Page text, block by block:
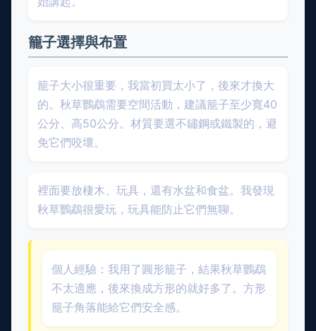
籠子選擇與布置
籠子大小很重要，我當初買太小了，後來才換大
的。秋草鸚鵡需要空間活動，建議籠子至少寬40
公分、高50公分。材質要選不鏽鋼或鐵製的，避
免它們咬壞。
裡面要放棲木、玩具，還有水盆和食盆。我發現
秋草鸚鵡很愛玩，玩具能防止它們無聊。
個人經驗：我用了圓形籠子，結果秋草鸚鵡
不太適應，後來換成方形的就好多了。方形
籠子角落能給它們安全感。